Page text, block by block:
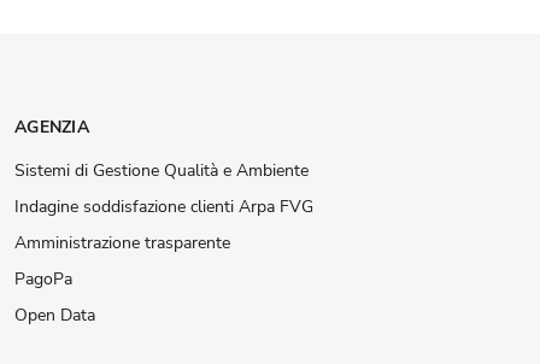
AGENZIA
Sistemi di Gestione Qualità e Ambiente
Indagine soddisfazione clienti Arpa FVG
Amministrazione trasparente
PagoPa
Open Data